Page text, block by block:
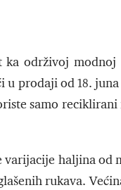
ka održivoj
u prodaji od 18.
samo
haljina od
rukava.